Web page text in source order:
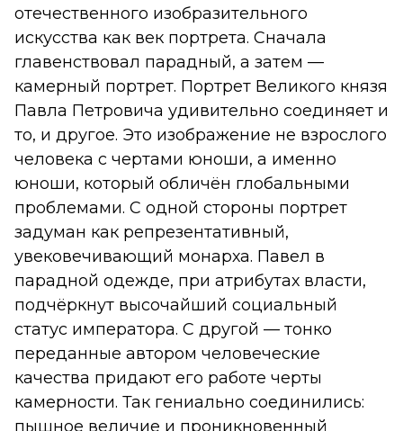
отечественного изобразительного
искусства как век портрета. Сначала
главенствовал парадный, а затем —
камерный портрет. Портрет Великого князя
Павла Петровича удивительно соединяет и
то, и другое. Это изображение не взрослого
человека с чертами юноши, а именно
юноши, который обличён глобальными
проблемами. С одной стороны портрет
задуман как репрезентативный,
увековечивающий монарха. Павел в
парадной одежде, при атрибутах власти,
подчёркнут высочайший социальный
статус императора. С другой — тонко
переданные автором человеческие
качества придают его работе черты
камерности. Так гениально соединились:
пышное величие и проникновенный